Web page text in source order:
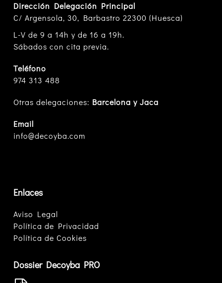
Dirección Delegación Principal
C/ Argensola, 30, Barbastro 22300 (Huesca)
L-V de 9 a 14h y de 16 a 19h.
Sábados con cita previa.
Teléfono
974 313 488
Otras delegaciones: Barcelona y Jaca
Email
info@decoyba.com
Enlaces
Aviso Legal
Política de Privacidad
Política de Cookies
Dossier Decoyba PRO